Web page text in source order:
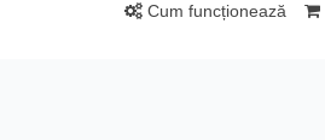
Cum funcționează